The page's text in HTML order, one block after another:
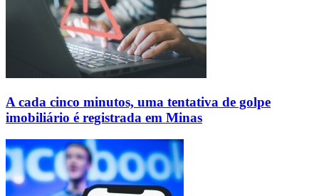
A cada cinco minutos, uma tentativa de golpe
imobiliário é registrada em Minas